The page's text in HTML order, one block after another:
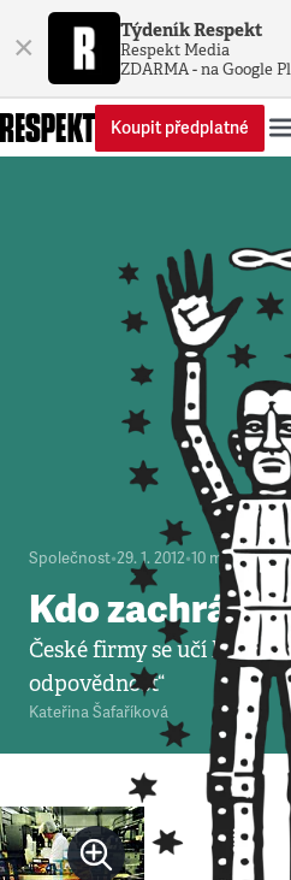
× Týdeník Respekt
Respekt Media
ZDARMA - na Google
Koupit předplatné
Společnost•29. 1. 2012•10 minut
Kdo zachrání
České firmy se učí kouzlo
odpovědnost“
Kateřina Šafaříková